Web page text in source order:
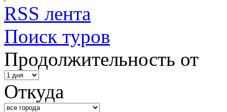
RSS лента
Поиск туров
Продолжительность от
Откуда